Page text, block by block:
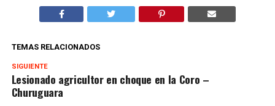
TEMAS RELACIONADOS
SIGUIENTE
Lesionado agricultor en choque en la Coro –
Churuguara